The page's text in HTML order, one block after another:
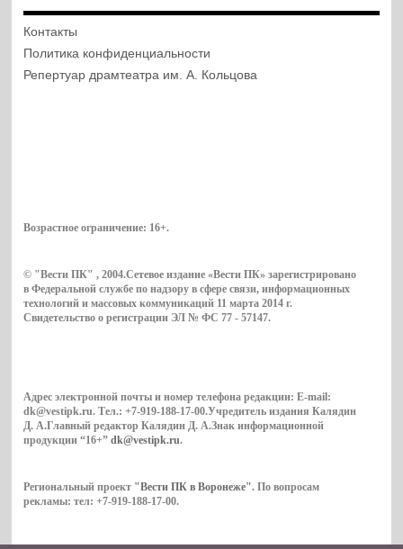
Контакты
Политика конфиденциальности
Репертуар драмтеатра им. А. Кольцова
Возрастное ограничение: 16+.
© "Вести ПК" , 2004.Сетевое издание «Вести ПК» зарегистрировано
в Федеральной службе по надзору в сфере связи, информационных
технологий и массовых коммуникаций 11 марта 2014 г.
Свидетельство о регистрации ЭЛ № ФС 77 - 57147.
Адрес электронной почты и номер телефона редакции: E-mail:
dk@vestipk.ru. Тел.: +7-919-188-17-00.Учредитель издания Калядин
Д. А.Главный редактор Калядин Д. А.Знак информационной
продукции “16+”dk@vestipk.ru.
Региональный проект "Вести ПК в Воронеже". По вопросам
рекламы: тел: +7-919-188-17-00.